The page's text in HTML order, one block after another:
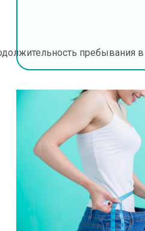
пребывания в